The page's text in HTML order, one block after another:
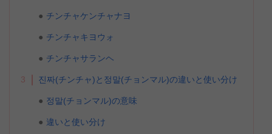
チンチャケンチャナヨ
チンチャキヨウォ
チンチャサランヘ
3 진짜(チンチャ)と정말(チョンマル)の違いと使い分け
정말(チョンマル)の意味
違いと使い分け